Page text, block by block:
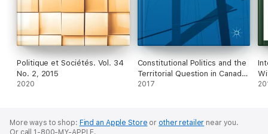
Politique et Sociétés. Vol. 34
No. 2, 2015
2020
Constitutional Politics and the
Territorial Question in Canada
and the United Kingdom
2017
More ways to shop: Find an Apple Store or other retailer near you.